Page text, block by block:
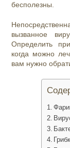
бесполезны.
вызванное
Определить
когда можно
вам нужно